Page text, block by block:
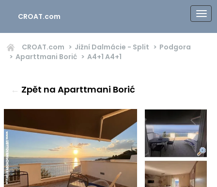
CROAT.com
CROAT.com Jižní Dalmácie - Split
Podgora
Aparttmani Borić
A4+1 A4+1
← Zpět na Aparttmani Borić